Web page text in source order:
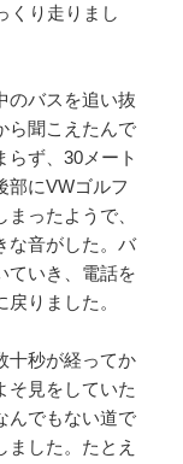
くり走りまし
のバスを追い抜
ら聞こえたんで
らず、30メート
部にVWゴルフ
ったようで、
な音がした。バ
ていき、電話を
りました。
十秒が経ってか
そ見をしていた
んでもない道で
した。たとえ